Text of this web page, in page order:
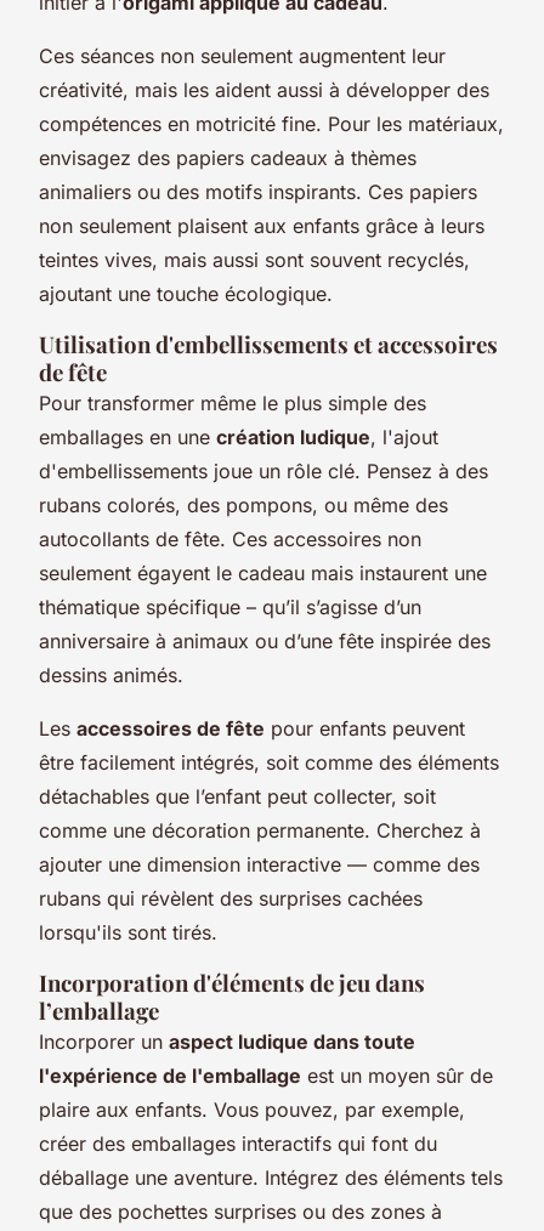
Ces séances non seulement augmentent leur
créativité, mais les aident aussi à développer des
compétences en motricité fine. Pour les matériaux,
envisagez des papiers cadeaux à thèmes
animaliers ou des motifs inspirants. Ces papiers
non seulement plaisent aux enfants grâce à leurs
teintes vives, mais aussi sont souvent recyclés,
ajoutant une touche écologique.
Utilisation d'embellissements et accessoires
de fête
Pour transformer même le plus simple des
emballages en une création ludique, l'ajout
d'embellissements joue un rôle clé. Pensez à des
rubans colorés, des pompons, ou même des
autocollants de fête. Ces accessoires non
seulement égayent le cadeau mais instaurent une
thématique spécifique – qu’il s’agisse d’un
anniversaire à animaux ou d’une fête inspirée des
dessins animés.
Les accessoires de fête pour enfants peuvent
être facilement intégrés, soit comme des éléments
détachables que l’enfant peut collecter, soit
comme une décoration permanente. Cherchez à
ajouter une dimension interactive — comme des
rubans qui révèlent des surprises cachées
lorsqu'ils sont tirés.
Incorporation d'éléments de jeu dans
l’emballage
Incorporer un aspect ludique dans toute
l'expérience de l'emballage est un moyen sûr de
plaire aux enfants. Vous pouvez, par exemple,
créer des emballages interactifs qui font du
déballage une aventure. Intégrez des éléments tels
que des pochettes surprises ou des zones à